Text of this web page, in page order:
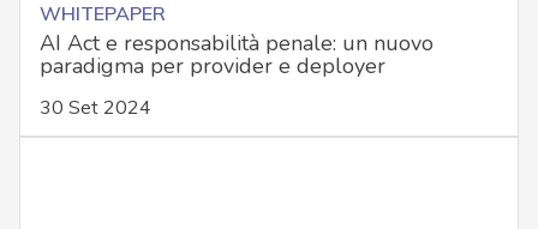
WHITEPAPER
AI Act e responsabilità penale: un nuovo
paradigma per provider e deployer
30 Set 2024